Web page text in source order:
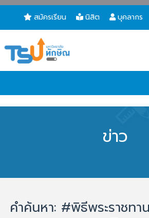
สมัครเรียน นิสิต บุคลากร
ข่าว
คำค้นหา: #พิธีพระราชท